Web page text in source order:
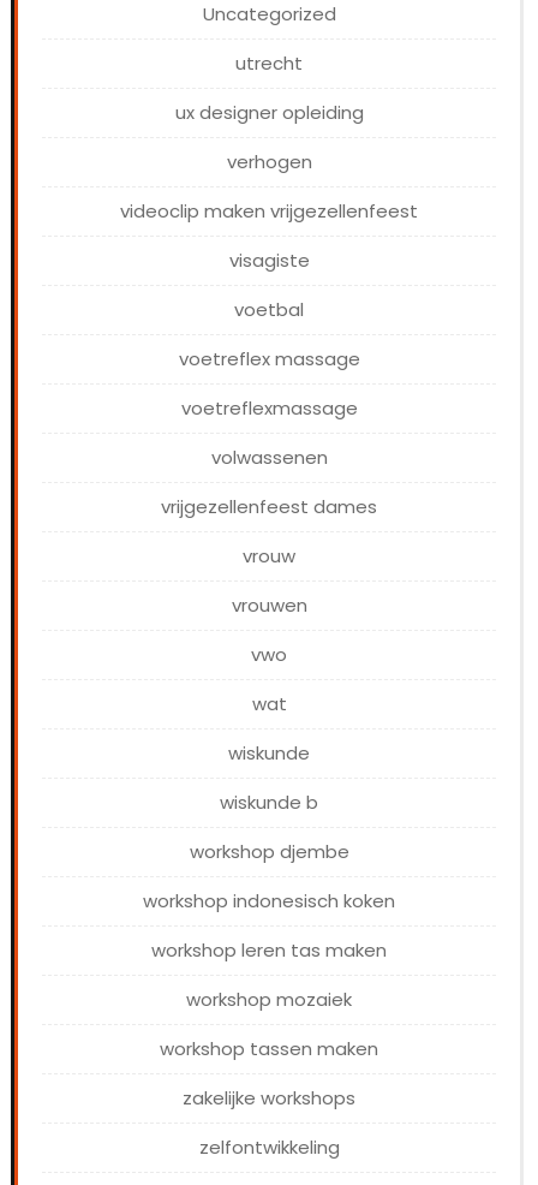
Uncategorized
utrecht
ux designer opleiding
verhogen
videoclip maken vrijgezellenfeest
visagiste
voetbal
voetreflex massage
voetreflexmassage
volwassenen
vrijgezellenfeest dames
vrouw
vrouwen
vwo
wat
wiskunde
wiskunde b
workshop djembe
workshop indonesisch koken
workshop leren tas maken
workshop mozaiek
workshop tassen maken
zakelijke workshops
zelfontwikkeling